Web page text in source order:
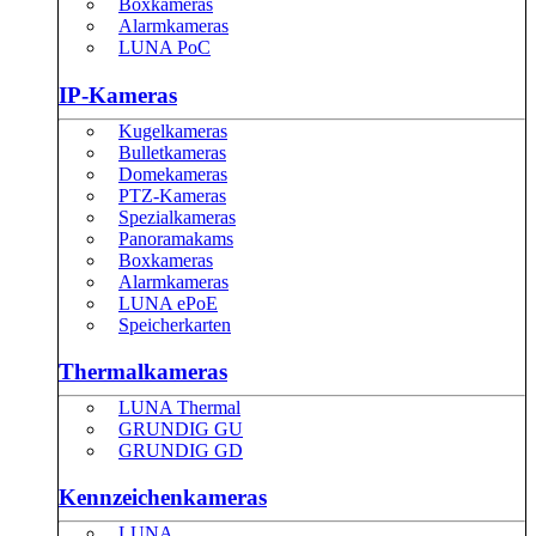
Boxkameras
Alarmkameras
LUNA PoC
IP-Kameras
Kugelkameras
Bulletkameras
Domekameras
PTZ-Kameras
Spezialkameras
Panoramakams
Boxkameras
Alarmkameras
LUNA ePoE
Speicherkarten
Thermalkameras
LUNA Thermal
GRUNDIG GU
GRUNDIG GD
Kennzeichenkameras